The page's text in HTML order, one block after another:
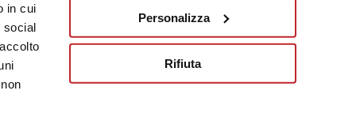
in cui
social
Personalizza
Rifiuta